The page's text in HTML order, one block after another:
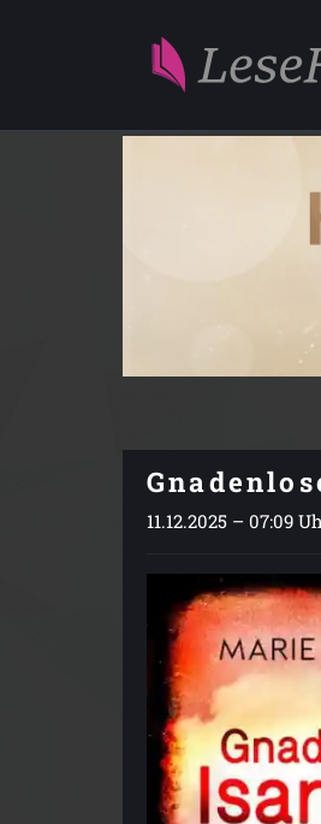
11.12.2025 – 07:09